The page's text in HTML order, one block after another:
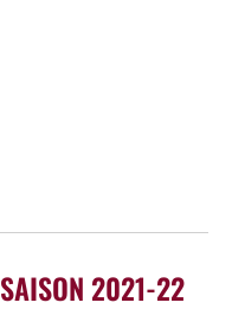
SAISON 2021-22